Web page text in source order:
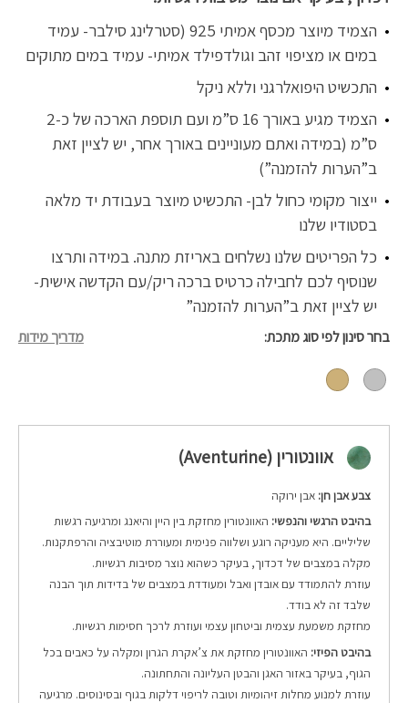
הצמיד מיוצר מכסף אמיתי 925 (סטרלינג סילבר- עמיד
במים או מציפוי זהב וגולדפילד אמיתי- עמיד במים מתוקים
התכשיט היפואלרגני וללא ניקל
הצמיד מגיע באורך 16 ס”מ ועם תוספת הארכה של כ-2
ס”מ (במידה ואתם מעוניינים באורך אחר, יש לציין זאת
ב”הערות להזמנה”)
ייצור מקומי כחול לבן- התכשיט מיוצר בעבודת יד מלאה
בסטודיו שלנו
כל הפריטים שלנו נשלחים באריזת מתנה. במידה ותרצו
שנוסיף לכם לחבילה כרטיס ברכה ריק/עם הקדשה אישית-
יש לציין זאת ב”הערות להזמנה”
בחר סינון לפי סוג מתכת מדריך מידות
אוונטורין (Aventurine)
צבע אבן חן: אבן ירוקה
בהיבט הרגשי והנפשי: האוונטורין מחזקת בין היין והיאנג ומרגיעה רגשות
שליליים. היא מעניקה רוגע ושלווה פנימית ומעוררת מוטיבציה והרפתקנות.
מקלה במצבים של דכדוך, בעיקר כשהוא נוצר מסיבות רגשיות.
עוזרת להתמודד עם אובדן ואבל ומעודדת במצבים של בדידות תוך הבנה
שלבד זה לא בודד.
מחזקת משמעת עצמית וביטחון עצמי ועוזרת לרכך חסימות רגשיות.
בהיבט הפיזי: האוונטורין מחזקת את צ’אקרת הגרון ומקלה על כאבים בכל
הגוף, בעיקר באזור האגן והבטן העליונה והתחתונה.
עוזרת למנוע מחלות זיהומיות וטובה לריפוי דלקות בגוף ובסינוסים. מרגיעה